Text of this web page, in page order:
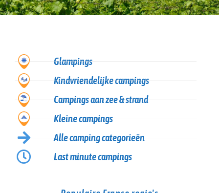
Glampings
Kindvriendelijke campings
Campings aan zee & strand
Kleine campings
Alle camping categorieën
Last minute campings